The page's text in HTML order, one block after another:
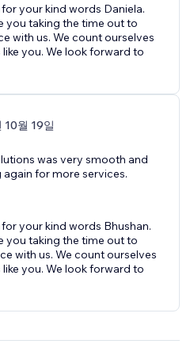
your kind words Daniela.
you taking the time out to
with us. We count ourselves
you. We look forward to
10월 19일
was very smooth and
for more services.
your kind words Bhushan.
you taking the time out to
with us. We count ourselves
you. We look forward to